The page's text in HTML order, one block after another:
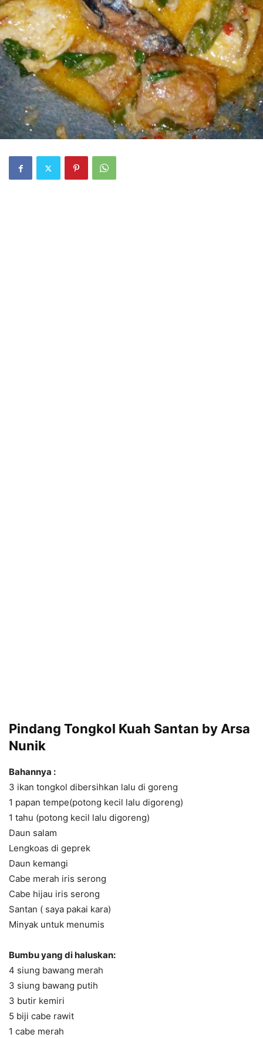
Pindang Tongkol Kuah Santan by Arsa
Nunik
Bahannya :
3 ikan tongkol dibersihkan lalu di goreng
1 papan tempe(potong kecil lalu digoreng)
1 tahu (potong kecil lalu digoreng)
Daun salam
Lengkoas di geprek
Daun kemangi
Cabe merah iris serong
Cabe hijau iris serong
Santan ( saya pakai kara)
Minyak untuk menumis
Bumbu yang di haluskan:
4 siung bawang merah
3 siung bawang putih
3 butir kemiri
5 biji cabe rawit
1 cabe merah